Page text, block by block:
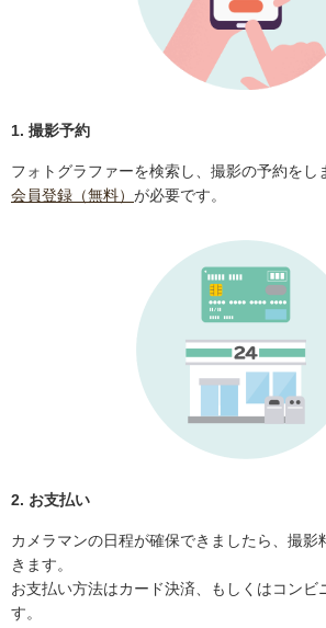
1. 撮影予約
フォトグラファーを検索し、撮影の予約をし
会員登録（無料） が必要です。
2. お支払い
カメラマンの日程が確保できましたら、撮影
きます。
お支払い方法はカード決済、もしくはコンビ
す。